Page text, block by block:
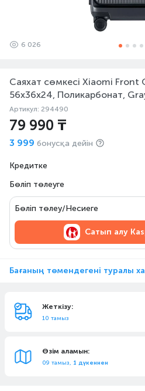
6 026
Саяхат сөмкесі Xiaomi Front
56x36x24, Поликарбонат,
Артикул: 294490
79 990 ₸
3 999 бонусқа дейін
Кредитке
Бөліп төлеуге
Бөліп төлеу/Несиеге
Сатып алу
Бағаның төмендегені туралы
Жеткізу:
10 тамыз
Өзім аламын:
09 тамыз, 1 дүкеннен